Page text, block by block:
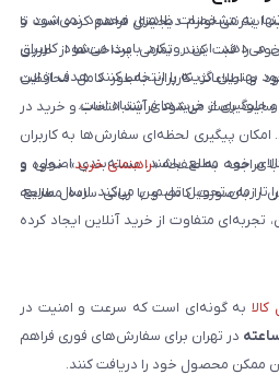
تنها به مشخصات ظاهری محدود نمی‌شود و
می‌دهد. این رویکرد باعث می‌شود کاربران
بهترین گزینه را انتخاب کنند. هدف از این
جلوگیری از خریدهای اشتباه است.
لوازم دیجیتال فراهم کرده است تا
را ثبت کنند. تمامی پرداخت‌ها از طریق
و اطلاعات کاربران به‌طور کامل محافظت
سایت باعث می‌شود فرآیند انتخاب و خرید در
پیگیری لحظه‌ای سفارش‌ها به کاربران
خود مطلع باشند. بسته‌بندی اصولی و
تا زمان تحویل تضمین می‌کند. ارسال سریع،
متفاوت از خرید آنلاین ایجاد کرده
با مراجعه به صفحه «راهنمای خرید»، نحوه و
را به‌صورت کامل و با زبانی ساده مطالعه
به گونه‌ای است که سرعت و امنیت در
در تهران برای سفارش‌های فوری فراهم
ممکن محصول خود را دریافت کنند.